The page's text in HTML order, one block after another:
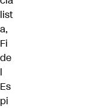
list
a,
Fi
de
l
Es
pi